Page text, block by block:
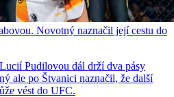
Novotný naznačil její cestu do
Pudilovou dál drží dva pásy
ale po Štvanici naznačil, že další
vést do UFC.